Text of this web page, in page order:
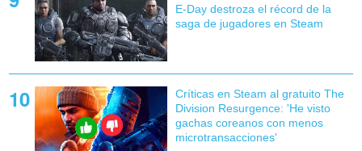
E-Day destroza el récord de la
saga de jugadores en Steam
Críticas en Steam al gratuito The
Division Resurgence: 'He visto
gachas coreanos con menos
microtransacciones'